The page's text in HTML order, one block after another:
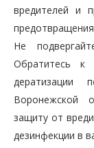
вредителей и
Не
Обратитесь к
Воронежской
защиту от
дезинфекции в